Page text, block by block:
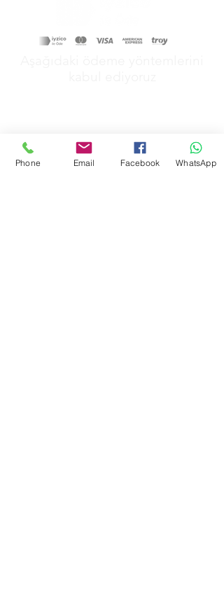
Phone Email Facebook WhatsApp